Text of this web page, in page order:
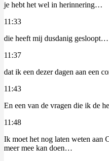
je hebt het wel in herinnering…
11:33
die heeft mij dusdanig gesloopt…
11:37
dat ik een dezer dagen aan een
11:43
En een van de vragen die ik de
11:48
Ik moet het nog laten weten aan
meer mee kan doen…